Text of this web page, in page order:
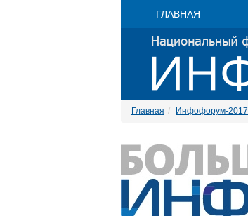
ГЛАВНАЯ
Главная Инфофорум-2017